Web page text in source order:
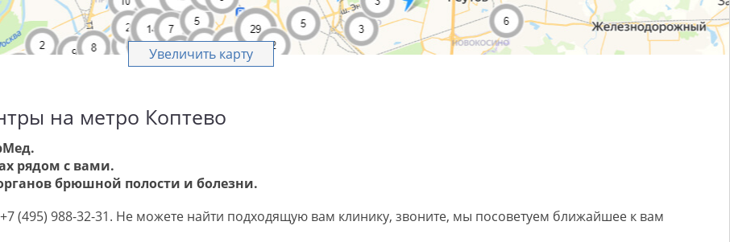
Увеличить карту
на метро Коптево
рядом с вами.
брюшной полости и болезни.
(495) 988-32-31. Не можете найти подходящую вам клинику, звоните, мы посоветуем ближайшее к вам